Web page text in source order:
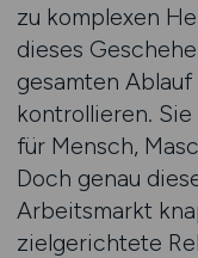
zu komplexen
dieses
gesamten
kontrollieren.
für Mensch,
Doch genau
Arbeitsmarkt
zielgerichtete